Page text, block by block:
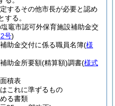
するその他市長が必要と認め
する。
竈市認可外保育施設補助金交
号)
助金交付に係る職員名簿(様
助金所要額(精算額)調書(様式
積表
これに準ずるもの
る書類